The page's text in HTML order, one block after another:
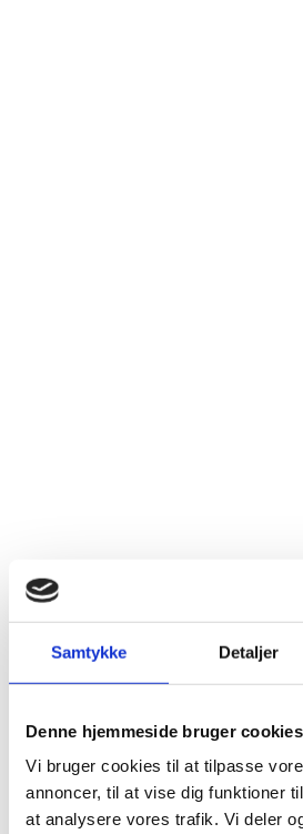
Samtykke Detaljer
Denne hjemmeside bruger cookies
Vi bruger cookies til at tilpasse
annoncer, til at vise dig funktioner
at analysere vores trafik. Vi deler